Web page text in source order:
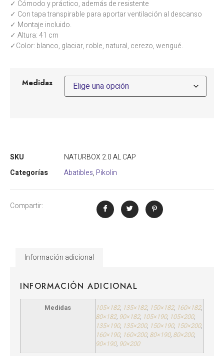
✓ Cómodo y práctico, además de resistente
✓ Con tapa transpirable para aportar ventilación al descanso
✓ Montaje incluido.
✓ Altura: 41 cm
✓Color: blanco, glaciar, roble, natural, cerezo, wengué.
Medidas
SKU
NATURBOX 2.0 AL CAP
Categorías
Abatibles, Pikolin
Compartir:
Información adicional
INFORMACIÓN ADICIONAL
Medidas 105×182, 135×182, 150×182, 160×182,
80×182, 90×182, 105×190, 105×200,
135×190, 135×200, 150×190, 150×200,
160×190, 160×200, 80×190, 80×200,
90×190, 90×200